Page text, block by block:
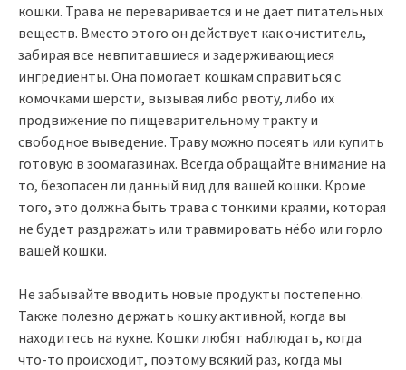
кошки. Трава не переваривается и не дает питательных
веществ. Вместо этого он действует как очиститель,
забирая все невпитавшиеся и задерживающиеся
ингредиенты. Она помогает кошкам справиться с
комочками шерсти, вызывая либо рвоту, либо их
продвижение по пищеварительному тракту и
свободное выведение. Траву можно посеять или купить
готовую в зоомагазинах. Всегда обращайте внимание на
то, безопасен ли данный вид для вашей кошки. Кроме
того, это должна быть трава с тонкими краями, которая
не будет раздражать или травмировать нёбо или горло
вашей кошки.
Не забывайте вводить новые продукты постепенно.
Также полезно держать кошку активной, когда вы
находитесь на кухне. Кошки любят наблюдать, когда
что-то происходит, поэтому всякий раз, когда мы